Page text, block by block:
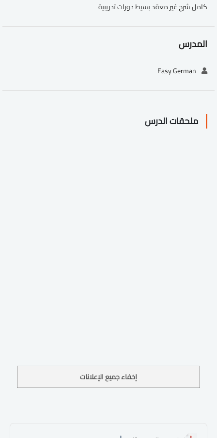
كامل شرح غير معقد بسيط دورات تدريبية
المدرس
ملحقات الدرس
إخفاء جميع الإعلانات